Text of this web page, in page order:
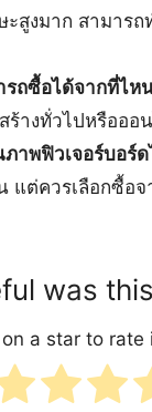
สูงมาก สามารถ
รถซื้อได้จากที่ไห
ร้างทั่วไปหรือออ
าพฟิวเจอร์บอร์
แต่ควรเลือกซื้อ
was
on a star to rate